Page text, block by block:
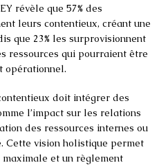
révèle que 57% des
leurs contentieux, créant une
que 23% les surprovisionnent
ressources qui pourraient être
opérationnel.
doit intégrer des
l’impact sur les relations
des ressources internes ou
Cette vision holistique permet
et un règlement